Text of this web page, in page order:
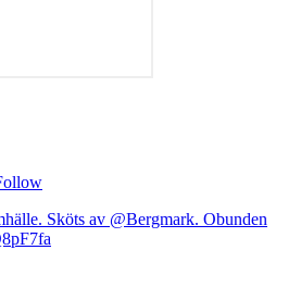
Sköts av @Bergmark. Obunden